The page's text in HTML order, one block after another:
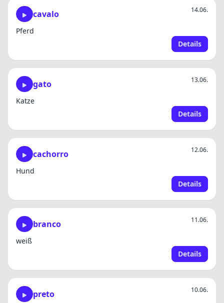
cavalo 14.06.
Pferd
Details
gato 13.06.
Katze
Details
cachorro 12.06.
Hund
Details
branco 11.06.
weiß
Details
preto 10.06.